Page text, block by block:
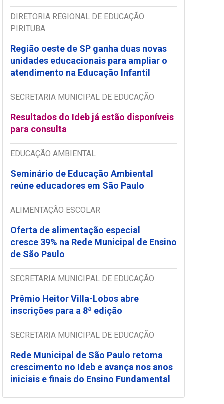
DIRETORIA REGIONAL DE EDUCAÇÃO
PIRITUBA
Região oeste de SP ganha duas novas
unidades educacionais para ampliar o
atendimento na Educação Infantil
SECRETARIA MUNICIPAL DE EDUCAÇÃO
Resultados do Ideb já estão disponíveis
para consulta
EDUCAÇÃO AMBIENTAL
Seminário de Educação Ambiental
reúne educadores em São Paulo
ALIMENTAÇÃO ESCOLAR
Oferta de alimentação especial
cresce 39% na Rede Municipal de Ensino
de São Paulo
SECRETARIA MUNICIPAL DE EDUCAÇÃO
Prêmio Heitor Villa-Lobos abre
inscrições para a 8ª edição
SECRETARIA MUNICIPAL DE EDUCAÇÃO
Rede Municipal de São Paulo retoma
crescimento no Ideb e avança nos anos
iniciais e finais do Ensino Fundamental